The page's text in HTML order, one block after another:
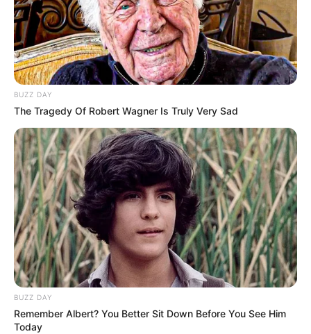
E lo7
BUZZ DAY
The Tragedy Of Robert Wagner Is Truly Very Sad
BUZZ DAY
Remember Albert? You Better Sit Down Before You See Him
Today